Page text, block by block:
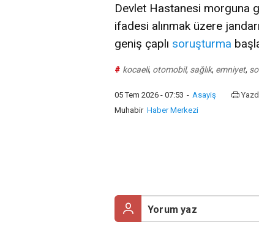
Devlet Hastanesi morguna
ifadesi alınmak üzere
geniş çaplı soruşturma
# kocaeli, otomobil, sağlık, emniyet,
05 Tem 2026 - 07:53 - Asayiş
Muhabir Haber Merkezi